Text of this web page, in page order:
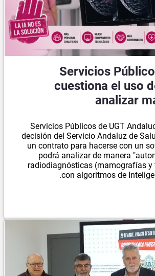
Servicios
cuestiona el uso
analizar
Servicios Públicos de UGT
decisión del Servicio Andaluz de
un contrato para hacerse con un
podrá analizar de manera
radiodiagnósticas (mamografías
con algoritmos de